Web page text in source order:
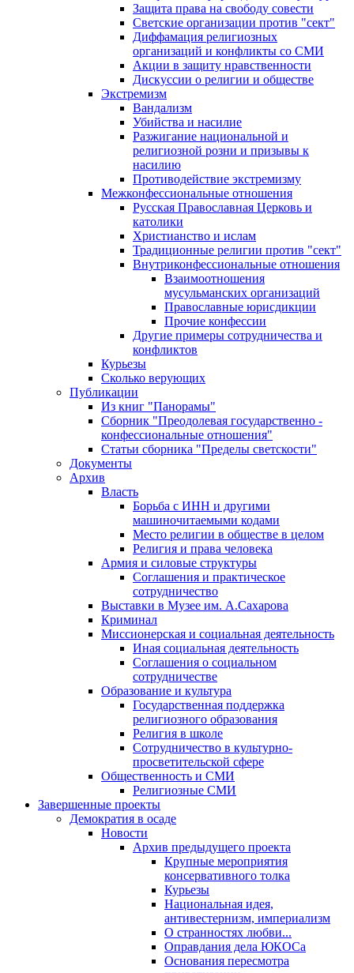
Защита права на свободу совести
Светские организации против "сект"
Диффамация религиозных
организаций и конфликты со СМИ
Акции в защиту нравственности
Дискуссии о религии и обществе
Экстремизм
Вандализм
Убийства и насилие
Разжигание национальной и
религиозной розни и призывы к
насилию
Противодействие экстремизму
Межконфессиональные отношения
Русская Православная Церковь и
католики
Христианство и ислам
Традиционные религии против "сект"
Внутриконфессиональные отношения
Взаимоотношения
мусульманских организаций
Православные юрисдикции
Прочие конфессии
Другие примеры сотрудничества и
конфликтов
Курьезы
Сколько верующих
Публикации
Из книг "Панорамы"
Сборник "Преодолевая государственно -
конфессиональные отношения"
Статьи сборника "Пределы светскости"
Документы
Архив
Власть
Борьба с ИНН и другими
машиночитаемыми кодами
Место религии в обществе в целом
Религия и права человека
Армия и силовые структуры
Соглашения и практическое
сотрудничество
Выставки в Музее им. А.Сахарова
Криминал
Миссионерская и социальная деятельность
Иная социальная деятельность
Соглашения о социальном
сотрудничестве
Образование и культура
Государственная поддержка
религиозного образования
Религия в школе
Сотрудничество в культурно-
просветительской сфере
Общественность и СМИ
Религиозные СМИ
Завершенные проекты
Демократия в осаде
Новости
Архив предыдущего проекта
Крупные мероприятия
консервативного толка
Курьезы
Национальная идея,
антивестернизм, империализм
О странностях любви...
Оправдания дела ЮКОСа
Основания пересмотра